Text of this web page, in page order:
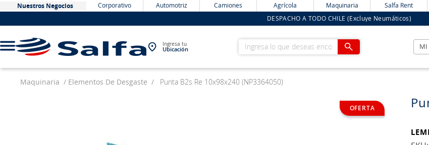
Nuestros Negocios Corporativo Automotriz Camiones Agrícola Maquinaria Salfa Rent
DESPACHO A TODO CHILE (Excluye Neumáticos)
Ingresa tu
Ubicación
Ingresa lo que deseas encontrar MI
Maquinaria Elementos De Desgaste Punta B2s Re 10x98x240 (NP3364050)